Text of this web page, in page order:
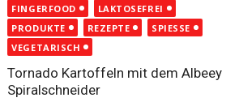
on
FINGERFOOD
LAKTOSEFREI
PRODUKTE
REZEPTE
SPIESSE
VEGETARISCH
Tornado Kartoffeln mit dem Albeey
Spiralschneider